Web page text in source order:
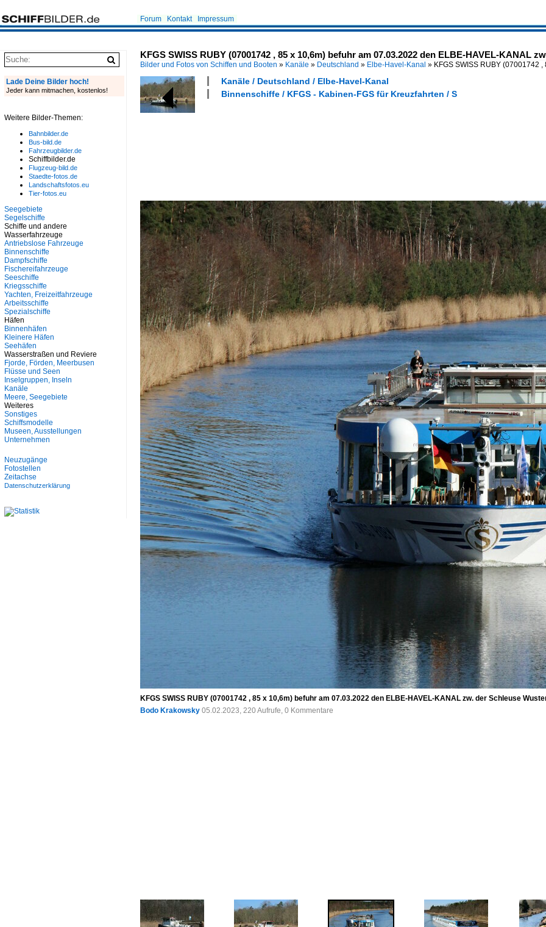
Forum Kontakt Impressum
KFGS SWISS RUBY (07001742 , 85 x 10,6m) befuhr am 07.03.2022 den ELBE-HAVEL-KANAL
Bilder und Fotos von Schiffen und Booten » Kanäle » Deutschland » Elbe-Havel-Kanal » KFGS SWISS RUBY (07001742 ,
Kanäle / Deutschland / Elbe-Havel-Kanal
Binnenschiffe / KFGS - Kabinen-FGS für Kreuzfahrten / S
KFGS SWISS RUBY (07001742 , 85 x 10,6m) befuhr am 07.03.2022 den ELBE-HAVEL-KANAL zw. der Schleuse
Bodo Krakowsky 05.02.2023, 220 Aufrufe, 0 Kommentare
Lade Deine Bilder hoch!
Jeder kann mitmachen, kostenlos!
Weitere Bilder-Themen:
Bahnbilder.de
Bus-bild.de
Fahrzeugbilder.de
Schiffbilder.de
Flugzeug-bild.de
Staedte-fotos.de
Landschaftsfotos.eu
Tier-fotos.eu
Seegebiete
Segelschiffe
Schiffe und andere
Wasserfahrzeuge
Antriebslose Fahrzeuge
Binnenschiffe
Dampfschiffe
Fischereifahrzeuge
Seeschiffe
Kriegsschiffe
Yachten, Freizeitfahrzeuge
Arbeitsschiffe
Spezialschiffe
Häfen
Binnenhäfen
Kleinere Häfen
Seehäfen
Wasserstraßen und Reviere
Fjorde, Förden, Meerbusen
Flüsse und Seen
Inselgruppen, Inseln
Kanäle
Meere, Seegebiete
Weiteres
Sonstiges
Schiffsmodelle
Museen, Ausstellungen
Unternehmen
Neuzugänge
Fotostellen
Zeitachse
Datenschutzerklärung